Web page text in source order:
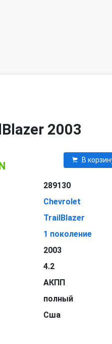
2003
В
289130
Chevrolet
TrailBlazer
1 поколение
2003
4.2
АКПП
полный
Сша